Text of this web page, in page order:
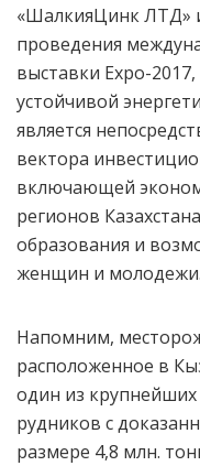
«ШалкияЦинк ЛТД»
проведения
выставки Expo-
устойчивой
является
вектора
включающей
регионов
образования и
женщин и молодежи.
Напомним,
расположенное в
один из
рудников с
размере 4,8 млн.